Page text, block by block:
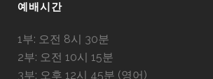
예배시간
1부: 오전 8시 30분
2부: 오전 10시 15분
3부: 오후 12시 45분 (영어)